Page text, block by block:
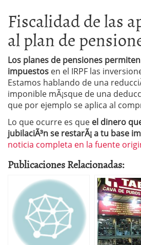
Fiscalidad de las
al plan de
Los planes de pensiones
impuestos en el IRPF las
Estamos hablando de una
imponible mÃ¡sque de una
que por ejemplo se aplica al
Lo que ocurre es que el dinero
jubilaciÃ³n se restarÃ¡ a tu base
noticia completa en la fuente
Publicaciones Relacionadas: